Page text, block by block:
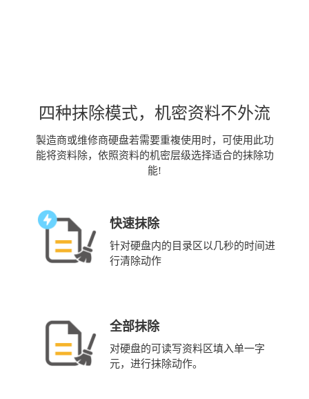
四种抹除模式，机密资料不外流
製造商或维修商硬盘若需要重複使用时，可使用此功
能将资料除，依照资料的机密层级选择适合的抹除功
能!
快速抹除
针对硬盘内的目录区以几秒的时间进
行清除动作
全部抹除
对硬盘的可读写资料区填入单一字
元，进行抹除动作。